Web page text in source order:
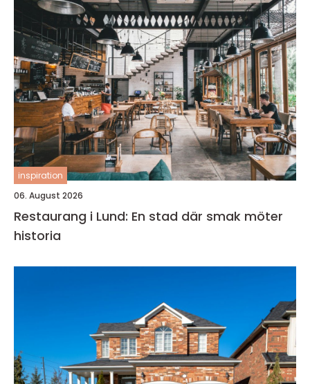
inspiration
06. August 2026
Restaurang i Lund: En stad där smak möter
historia